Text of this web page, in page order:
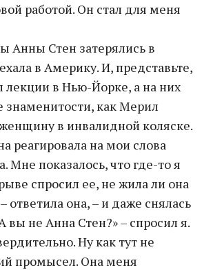
работой. Он стал для меня
Анны Стен затерялись в
в Америку. И, представьте,
лекции в Нью-Йорке, а на них
знаменитости, как Мерил
в инвалидной коляске.
реагировала на мои слова
Мне показалось, что где-то я
спросил ее, не жила ли она
ответила она, – и даже снялась
вы не Анна Стен?» – спросил я.
Ну как тут не
промысел. Она меня